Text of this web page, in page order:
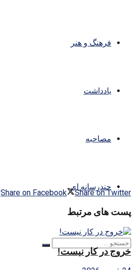
فرهنگ و هنر
یادداشت
مصاحبه
چندرسانه ای
Share on Facebook Share on Twitter
پست های مرتبط
خروج در کار نیست!